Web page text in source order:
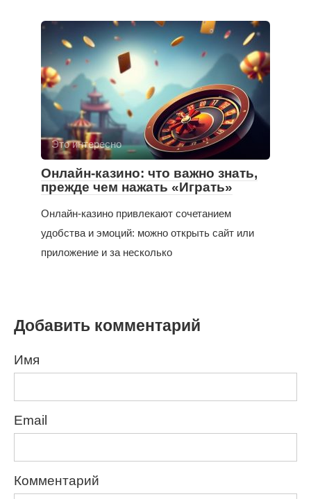
Это интересно
Онлайн-казино: что важно знать,
прежде чем нажать «Играть»
Онлайн-казино привлекают сочетанием
удобства и эмоций: можно открыть сайт или
приложение и за несколько
Добавить комментарий
Имя
Email
Комментарий